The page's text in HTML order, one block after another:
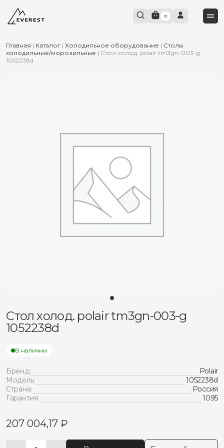
0
Главная | Каталог | Холодильное оборудование | Столы
холодильные/морозильные | Стол холод. polair tm3gn-003-g
1052238d
Стол холод. polair tm3gn-003-g
1052238d
В наличии
Бренд:
Polair
Модель:
1052238d
Страна:
Россия
Гарантия:
1095
207 004,17 ₽